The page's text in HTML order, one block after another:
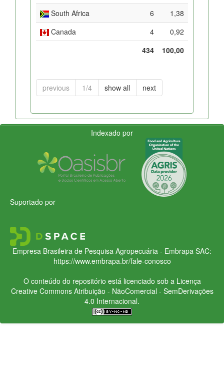
South Africa 6
1,38
Canada
4
0,92
434
100,00
previous 1/4 show all next
Indexado por
Suportado por
Empresa Brasileira de Pesquisa Agropecuária - Embrapa SAC:
https://www.embrapa.br/fale-conosco
O conteúdo do repositório está licenciado sob a Licença
Creative CommonsAtribuição - NãoComercial - SemDerivações
4.0 Internacional.